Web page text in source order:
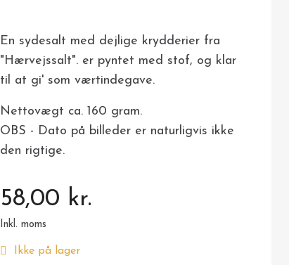
En sydesalt med dejlige krydderier fra
"Hærvejssalt". er pyntet med stof, og klar
til at gi' som værtindegave.
Nettovægt ca. 160 gram.
OBS - Dato på billeder er naturligvis ikke
den rigtige.
58,00 kr.
Inkl. moms
Ikke på lager